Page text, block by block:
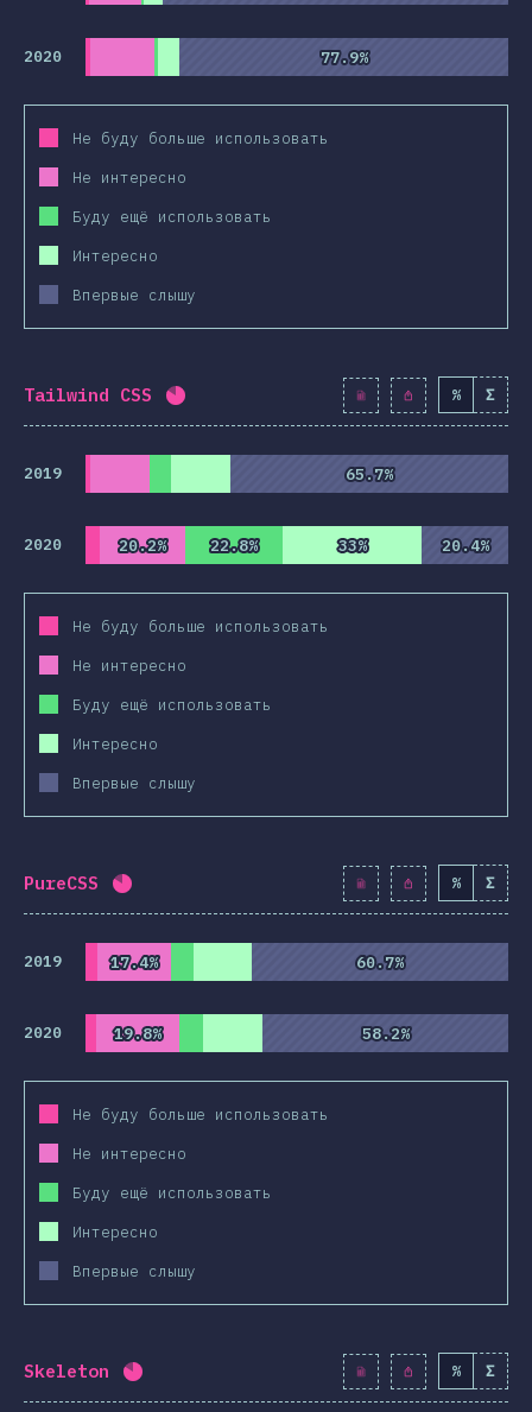
2020 77.9%
77.9%
Не буду больше использовать
Не интересно
Буду ещё использовать
Интересно
Впервые слышу
Tailwind CSS Процент заполнения: 82.2 % (9445
% Σ
2019 65.7%
65.7%
2020 20.2%
20.2% 22.8%
22.8% 33%
33% 20.4%
20.4%
Не буду больше использовать
Не интересно
Буду ещё использовать
Интересно
Впервые слышу
PureCSS Процент заполнения: 81.9 % ( 9415 )% Σ
2019 17.4%
17.4% 60.7%
60.7%
2020 19.8%
19.8% 58.2%
58.2%
Не буду больше использовать
Не интересно
Буду ещё использовать
Интересно
Впервые слышу
Skeleton Процент заполнения: 82 % 9424 % Σ